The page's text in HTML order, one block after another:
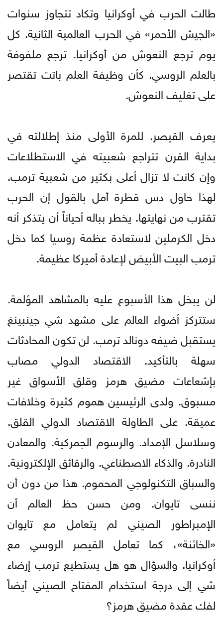
طالت الحرب في أوكرانيا وتكاد تتجاوز سنوات
«الجيش الأحمر» في الحرب العالمية الثانية. كل
يوم ترجع النعوش من أوكرانيا. ترجع ملفوفة
بالعلم الروسي. كأن وظيفة العلم باتت تقتصر
على تغليف النعوش.
يعرف القيصر. للمرة الأولى منذ إطلالته في
بداية القرن تتراجع شعبيته في الاستطلاعات
وإن كانت لا تزال أعلى بكثير من شعبية ترمب.
لهذا حاول دس قطرة أمل بالقول إن الحرب
تقترب من نهايتها. يخطر بباله أحياناً أن يتذكر أنه
دخل الكرملين لاستعادة عظمة روسيا كما دخل
ترمب البيت الأبيض لإعادة أميركا عظيمة.
لن يبخل هذا الأسبوع عليه بالمشاهد المؤلمة.
ستتركز أضواء العالم على مشهد شي جينبينغ
يستقبل ضيفه دونالد ترمب. لن تكون المحادثات
سهلة بالتأكيد. الاقتصاد الدولي مصاب
بإشعاعات مضيق هرمز وقلق الأسواق غير
مسبوق. ولدى الرئيسين هموم كثيرة وخلافات
عميقة. على الطاولة الاقتصاد الدولي القلق.
وسلاسل الإمداد. والرسوم الجمركية. والمعادن
النادرة. والذكاء الاصطناعي. والرقائق الإلكترونية.
والسباق التكنولوجي المحموم. هذا من دون أن
ننسى تايوان. ومن حسن حظ العالم أن
الإمبراطور الصيني لم يتعامل مع تايوان
«الخائنة»، كما تعامل القيصر الروسي مع
أوكرانيا. والسؤال هو هل يستطيع ترمب إرضاء
شي إلى درجة استخدام المفتاح الصيني أيضاً
لفك عقدة مضيق هرمز؟